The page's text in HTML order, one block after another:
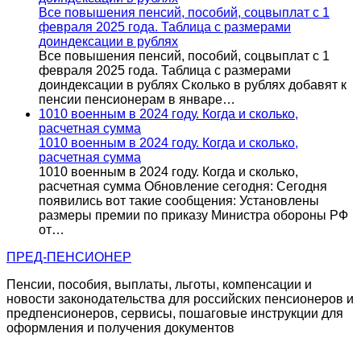
Все повышения пенсий, пособий, соцвыплат с 1
февраля 2025 года. Таблица с размерами
доиндексации в рублях
Все повышения пенсий, пособий, соцвыплат с 1
февраля 2025 года. Таблица с размерами
доиндексации в рублях Сколько в рублях добавят к
пенсии пенсионерам в январе…
1010 военным в 2024 году. Когда и сколько,
расчетная сумма
1010 военным в 2024 году. Когда и сколько,
расчетная сумма
1010 военным в 2024 году. Когда и сколько,
расчетная сумма Обновление сегодня: Сегодня
появились вот такие сообщения: Установлены
размеры премии по приказу Министра обороны РФ
от…
ПРЕД-ПЕНСИОНЕР
Пенсии, пособия, выплаты, льготы, компенсации и
новости законодательства для российских пенсионеров и
предпенсионеров, сервисы, пошаговые инструкции для
оформления и получения документов